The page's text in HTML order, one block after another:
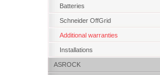
Batteries
Schneider OffGrid
Additional warranties
Installations
ASROCK